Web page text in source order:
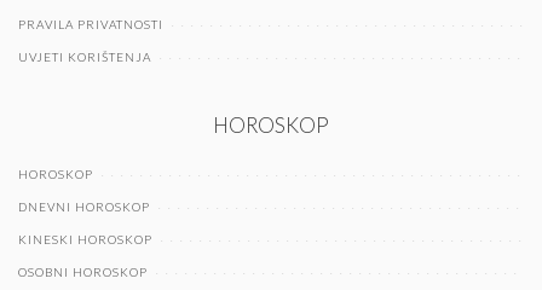
PRAVILA PRIVATNOSTI
UVJETI KORIŠTENJA
HOROSKOP
HOROSKOP
DNEVNI HOROSKOP
KINESKI HOROSKOP
OSOBNI HOROSKOP